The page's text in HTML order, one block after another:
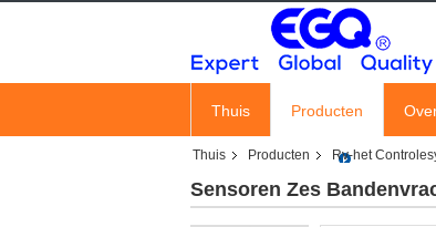
Thuis Producten
Thuis Producten Rv-het
Sensoren Zes